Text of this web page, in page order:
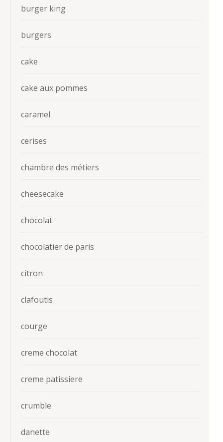
burger king
burgers
cake
cake aux pommes
caramel
cerises
chambre des métiers
cheesecake
chocolat
chocolatier de paris
citron
clafoutis
courge
creme chocolat
creme patissiere
crumble
danette